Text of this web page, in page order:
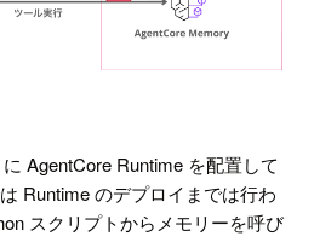
AgentCore Runtime を配置して
Runtime のデプロイまでは行わ
スクリプトからメモリーを呼び